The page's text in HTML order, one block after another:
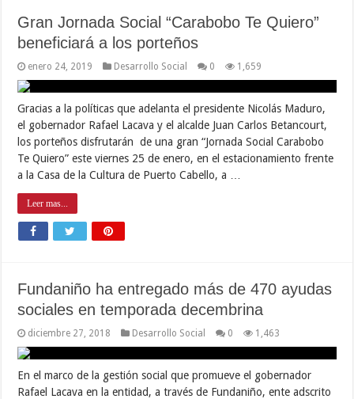
Gran Jornada Social “Carabobo Te Quiero”
beneficiará a los porteños
enero 24, 2019 Desarrollo Social 0 1,659
Gracias a la políticas que adelanta el presidente Nicolás Maduro,
el gobernador Rafael Lacava y el alcalde Juan Carlos Betancourt,
los porteños disfrutarán de una gran “Jornada Social Carabobo
Te Quiero” este viernes 25 de enero, en el estacionamiento frente
a la Casa de la Cultura de Puerto Cabello, a …
Leer mas...
Fundaniño ha entregado más de 470 ayudas
sociales en temporada decembrina
diciembre 27, 2018 Desarrollo Social 0 1,463
En el marco de la gestión social que promueve el gobernador
Rafael Lacava en la entidad, a través de Fundaniño, ente adscrito